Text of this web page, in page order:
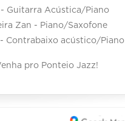
Guitarra Acústica/Piano
Zan - Piano/Saxofone
Contrabaixo acústico/Piano
pro Ponteio Jazz!